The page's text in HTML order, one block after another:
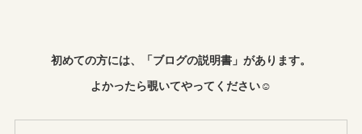
初めての方には、「ブログの説明書」があります。
よかったら覗いてやってください☺︎